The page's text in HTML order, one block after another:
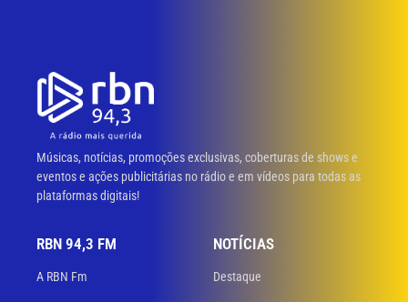
Músicas, notícias, promoções exclusivas, coberturas de shows e
eventos e ações publicitárias no rádio e em vídeos para todas as
plataformas digitais!
RBN 94,3 FM
A RBN Fm
NOTÍCIAS
Destaque